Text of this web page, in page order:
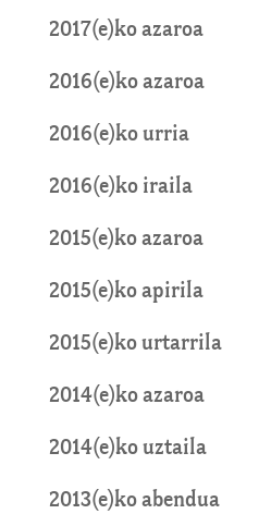
2017(e)ko azaroa
2016(e)ko azaroa
2016(e)ko urria
2016(e)ko iraila
2015(e)ko azaroa
2015(e)ko apirila
2015(e)ko urtarrila
2014(e)ko azaroa
2014(e)ko uztaila
2013(e)ko abendua